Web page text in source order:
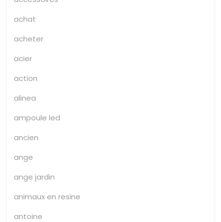
achat
acheter
acier
action
alinea
ampoule led
ancien
ange
ange jardin
animaux en resine
antoine